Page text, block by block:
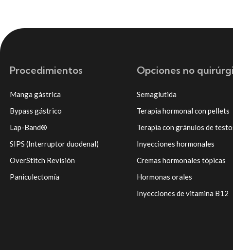
Procedimientos
Manga gástrica
Bypass gástrico
Lap-Band®
SIPS (Interruptor duodenal)
OverStitch Revisión
Paniculectomía
Opciones no
Semaglutida
Terapia hormonal con pellets
Terapia con gránulos de
Inyecciones hormonales
Cremas hormonales tópicas
Hormonas orales
Inyecciones de vitamina B12